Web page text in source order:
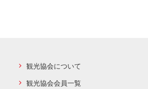
観光協会について
観光協会会員一覧